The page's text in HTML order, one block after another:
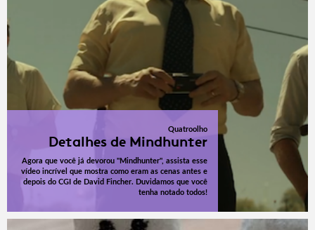
Quatroolho
Detalhes de Mindhunter
Agora que você já devorou "Mindhunter", assista esse
vídeo incrível que mostra como eram as cenas antes e
depois do CGI de David Fincher. Duvidamos que você
tenha notado todos!